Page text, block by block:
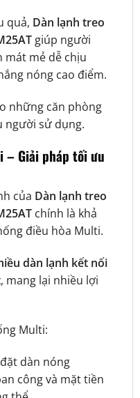
quả, Dàn lạnh treo
giúp người
mát mẻ dễ chịu
nóng cao điểm.
những căn phòng
người sử dụng.
Giải pháp tối ưu
của Dàn lạnh treo
chính là khả
điều hòa Multi.
dàn lạnh kết nối
, mang lại nhiều lợi
Multi:
dàn nóng
công và mặt tiền